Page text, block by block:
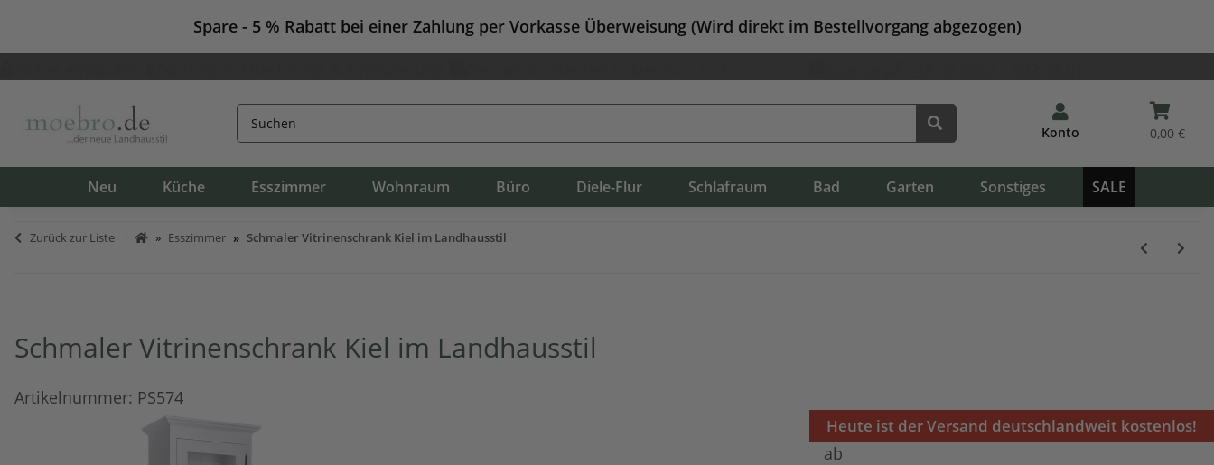
Spare - 5 % Rabatt bei einer Zahlung per Vorkasse Überweisung (Wird direkt im Bestellvorgang abgezogen)
Konto 0,00 €
Neu Küche Esszimmer Wohnraum Büro Diele-Flur Schlafraum Bad Garten Sonstiges SALE
Zurück zur Liste Esszimmer Schmaler Vitrinenschrank Kiel im Landhausstil
Schmaler Vitrinenschrank Kiel im Landhausstil
Artikelnummer: PS574
Heute ist der Versand deutschlandweit kostenlos!
ab